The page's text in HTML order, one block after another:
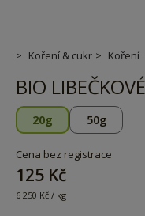
Koření & cukr Koření
BIO
20g 50g
Cena bez registrace
125 Kč
6 250 Kč / kg